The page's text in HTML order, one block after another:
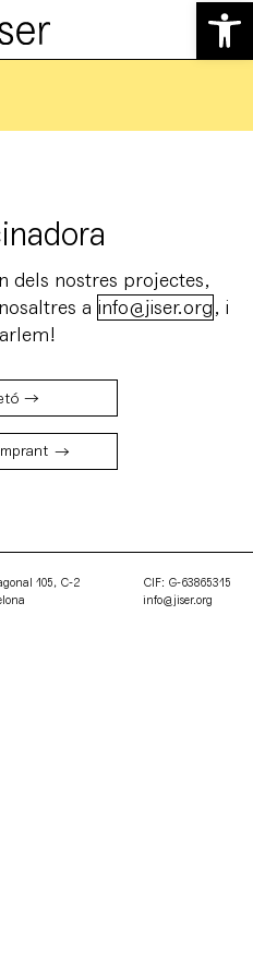
Obre la
dels nostres projectes,
a info@jiser.org, i
→
105, C-2
CIF: G-63865315
info@jiser.org